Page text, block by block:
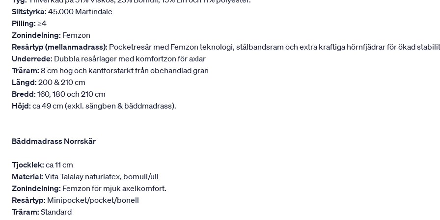
Slitstyrka: 45.000 Martindale
Pilling: ≥4
Zonindelning: Femzon
Resårtyp (mellanmadrass): Pocketresår med Femzon teknologi, stålbandsram och extra kraftiga hörnfjädrar för ökad
Underrede: Dubbla resårlager med komfortzon för axlar
Träram: 8 cm hög och kantförstärkt från obehandlad gran
Längd: 200 & 210 cm
Bredd: 160, 180 och 210 cm
Höjd: ca 49 cm (exkl. sängben & bäddmadrass).
Bäddmadrass Norrskär
Tjocklek: ca 11 cm
Material: Vita Talalay naturlatex, bomull/ull
Zonindelning: Femzon för mjuk axelkomfort.
Resårtyp: Minipocket/pocket/bonell
Träram: Standard